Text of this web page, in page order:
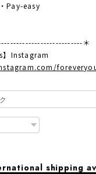
Pay-easy
＊
】Instagram
shipping